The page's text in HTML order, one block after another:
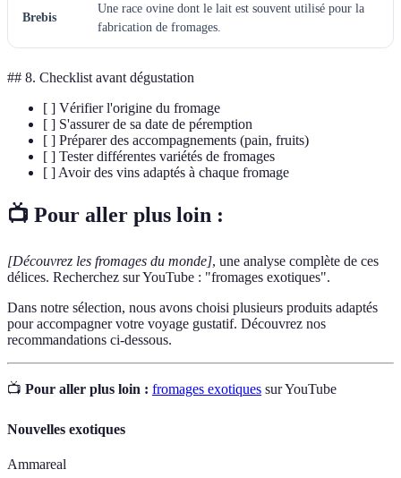
Brebis
Une race ovine dont le lait est souvent utilisé pour la
fabrication de fromages.
## 8. Checklist avant dégustation
[ ] Vérifier l'origine du fromage
[ ] S'assurer de sa date de péremption
[ ] Préparer des accompagnements (pain, fruits)
[ ] Tester différentes variétés de fromages
[ ] Avoir des vins adaptés à chaque fromage
📺 Pour aller plus loin :
[Découvrez les fromages du monde], une analyse complète de ces
délices. Recherchez sur YouTube : "fromages exotiques".
Dans notre sélection, nous avons choisi plusieurs produits adaptés
pour accompagner votre voyage gustatif. Découvrez nos
recommandations ci-dessous.
📺 Pour aller plus loin : fromages exotiques sur YouTube
Nouvelles exotiques
Ammareal